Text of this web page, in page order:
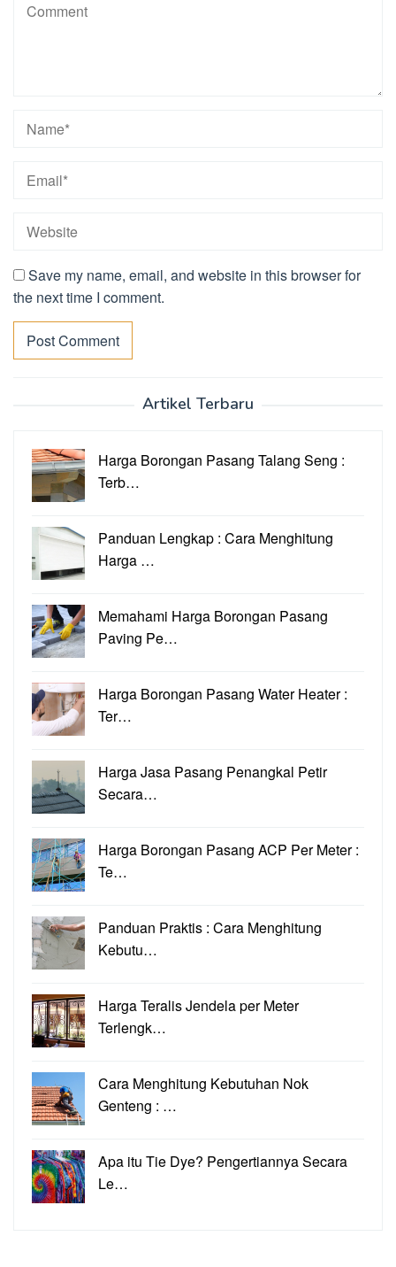
Save my name, email, and website in this browser for
the next time I comment.
Artikel Terbaru
Harga Borongan Pasang Talang Seng :
Terb…
Panduan Lengkap : Cara Menghitung
Harga …
Memahami Harga Borongan Pasang
Paving Pe…
Harga Borongan Pasang Water Heater :
Ter…
Harga Jasa Pasang Penangkal Petir
Secara…
Harga Borongan Pasang ACP Per Meter :
Te…
Panduan Praktis : Cara Menghitung
Kebutu…
Harga Teralis Jendela per Meter
Terlengk…
Cara Menghitung Kebutuhan Nok
Genteng : …
Apa itu Tie Dye? Pengertiannya Secara
Le…